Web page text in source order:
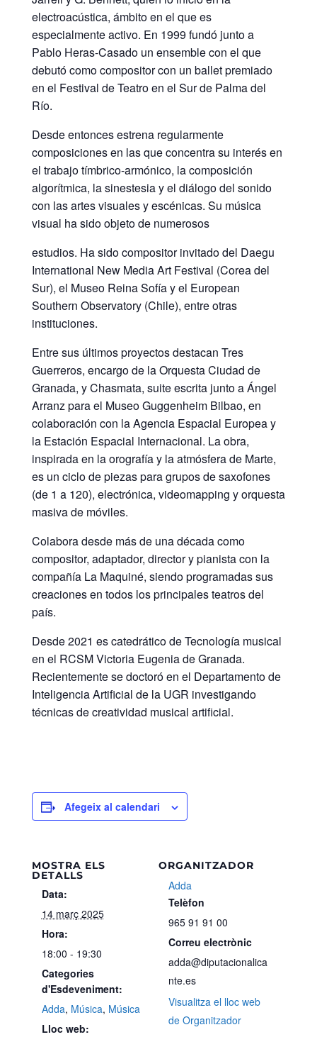
electroacústica, ámbito en el que es
especialmente activo. En 1999 fundó junto a
Pablo Heras-Casado un ensemble con el que
debutó como compositor con un ballet premiado
en el Festival de Teatro en el Sur de Palma del
Río.
Desde entonces estrena regularmente
composiciones en las que concentra su interés en
el trabajo tímbrico-armónico, la composición
algorítmica, la sinestesia y el diálogo del sonido
con las artes visuales y escénicas. Su música
visual ha sido objeto de numerosos
estudios. Ha sido compositor invitado del Daegu
International New Media Art Festival (Corea del
Sur), el Museo Reina Sofía y el European
Southern Observatory (Chile), entre otras
instituciones.
Entre sus últimos proyectos destacan Tres
Guerreros, encargo de la Orquesta Ciudad de
Granada, y Chasmata, suite escrita junto a Ángel
Arranz para el Museo Guggenheim Bilbao, en
colaboración con la Agencia Espacial Europea y
la Estación Espacial Internacional. La obra,
inspirada en la orografía y la atmósfera de Marte,
es un ciclo de piezas para grupos de saxofones
(de 1 a 120), electrónica, videomapping y orquesta
masiva de móviles.
Colabora desde más de una década como
compositor, adaptador, director y pianista con la
compañía La Maquiné, siendo programadas sus
creaciones en todos los principales teatros del
país.
Desde 2021 es catedrático de Tecnología musical
en el RCSM Victoria Eugenia de Granada.
Recientemente se doctoró en el Departamento de
Inteligencia Artificial de la UGR investigando
técnicas de creatividad musical artificial.
Afegeix al calendari
MOSTRA ELS
DETALLS
Data:
14 març 2025
Hora:
18:00 - 19:30
Categories
d'Esdeveniment:
Adda, Música, Música
Lloc web:
ORGANITZADOR
Adda
Telèfon
965 91 91 00
Correu electrònic
adda@diputacionalica
nte.es
Visualitza el lloc web
de Organitzador